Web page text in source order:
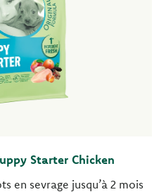
Starter Chicken
en sevrage jusqu’à 2 mois